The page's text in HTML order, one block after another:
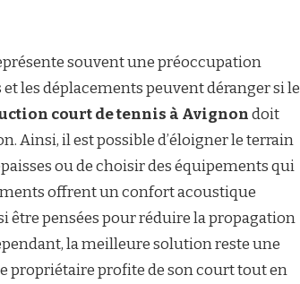
souvent une préoccupation
les déplacements peuvent déranger si le
court de tennis à Avignondoit
Ainsi, il est possible d’éloigner le terrain
ou de choisir des équipements qui
offrent un confort acoustique
être pensées pour réduire la propagation
la meilleure solution reste une
propriétaire profite de son court tout en